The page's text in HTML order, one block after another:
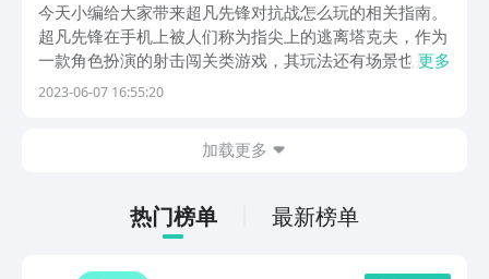
今天小编给大家带来超凡先锋对抗战怎么玩的相关指南。
超凡先锋在手机上被人们称为指尖上的逃离塔克夫，作为
一款角色扮演的射击闯关类游戏，其玩法还有场景也是多
种多样。关于对抗战相信很多的玩家还不够了解具体的玩
更多
2023-06-07 16:55:20
加载更多
热门榜单 最新榜单